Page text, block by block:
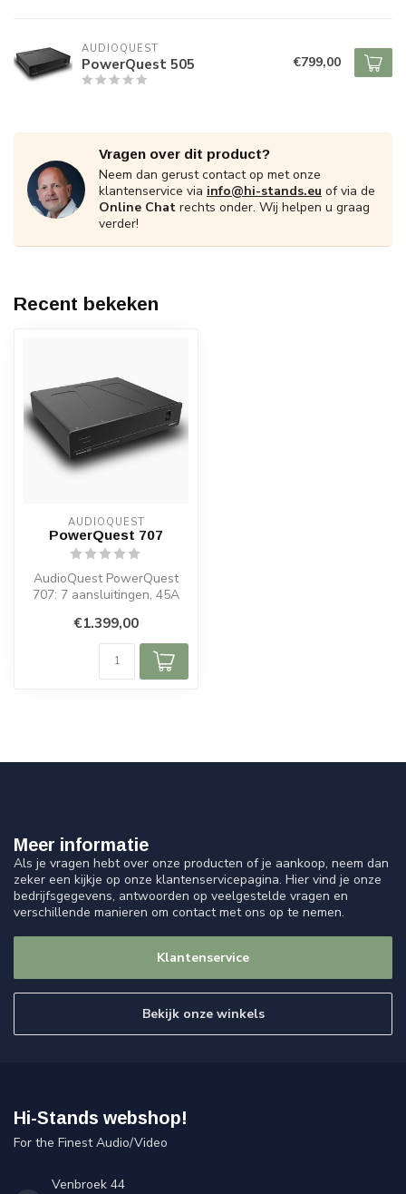
AUDIOQUEST
PowerQuest 505 €799,00
Vragen over dit product?
Neem dan gerust contact op met onze
klantenservice via info@hi-stands.eu of via de
Online Chat rechts onder. Wij helpen u graag
verder!
Recent bekeken
AUDIOQUEST
PowerQuest 707
AudioQuest PowerQuest
707: 7 aansluitingen, 45A
geavanceerde ruis...
€1.399,00
Meer informatie
Als je vragen hebt over onze producten of je aankoop, neem dan
zeker een kijkje op onze klantenservicepagina. Hier vind je onze
bedrijfsgegevens, antwoorden op veelgestelde vragen en
verschillende manieren om contact met ons op te nemen.
Klantenservice
Bekijk onze winkels
Hi-Stands webshop!
For the Finest Audio/Video
Venbroek 44